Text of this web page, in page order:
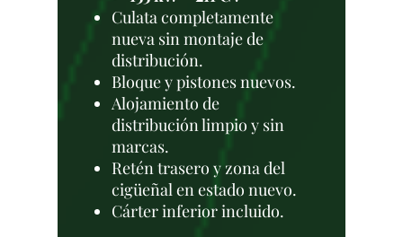
Culata completamente
nueva sin montaje de
distribución.
Bloque y pistones nuevos.
Alojamiento de
distribución limpio y sin
marcas.
Retén trasero y zona del
cigüeñal en estado nuevo.
Cárter inferior incluido.